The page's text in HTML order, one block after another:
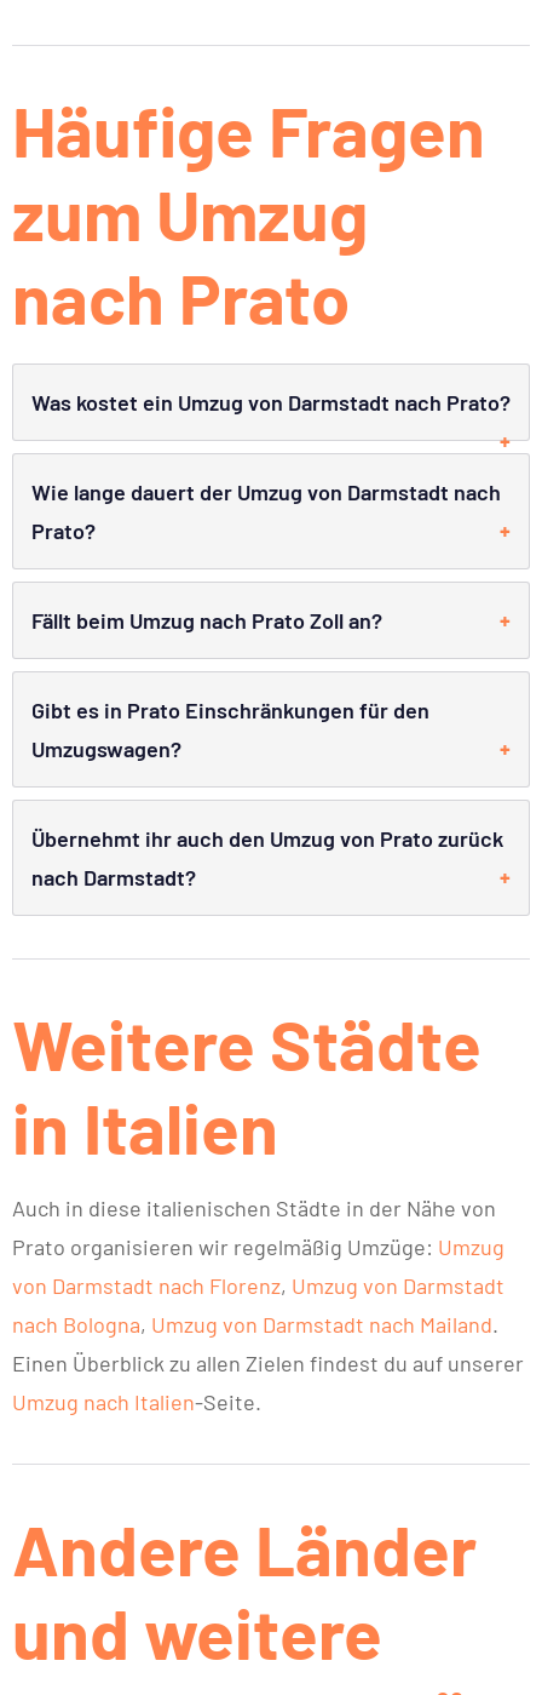
Häufige Fragen
zum Umzug
nach Prato
Was kostet ein Umzug von Darmstadt nach Prato?
Wie lange dauert der Umzug von Darmstadt nach
Prato?
Fällt beim Umzug nach Prato Zoll an?
Gibt es in Prato Einschränkungen für den
Umzugswagen?
Übernehmt ihr auch den Umzug von Prato zurück
nach Darmstadt?
Weitere Städte
in Italien
Auch in diese italienischen Städte in der Nähe von
Prato organisieren wir regelmäßig Umzüge: Umzug
von Darmstadt nach Florenz, Umzug von Darmstadt
nach Bologna, Umzug von Darmstadt nach Mailand.
Einen Überblick zu allen Zielen findest du auf unserer
Umzug nach Italien-Seite.
Andere Länder
und weitere